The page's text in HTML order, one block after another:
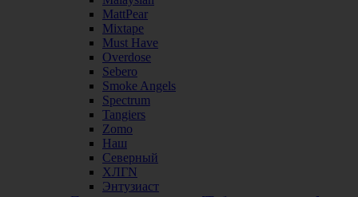
MattPear
Mixtape
Must Have
Overdose
Sebero
Smoke Angels
Spectrum
Tangiers
Zomo
Наш
Северный
ХЛГN
Энтузиаст